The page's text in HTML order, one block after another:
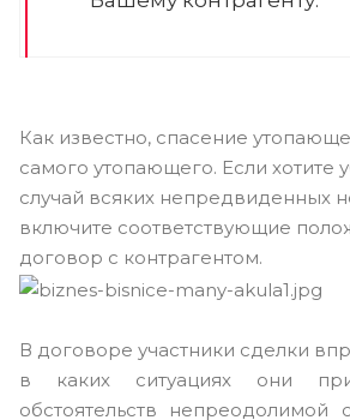
Как известно, спасение
самого утопающего. Если хотите
случай всяких непредвиденных
включите соответствующие
договор с контрагентом.
В договоре участники сделки
в каких ситуациях они
обстоятельств непреодолимой